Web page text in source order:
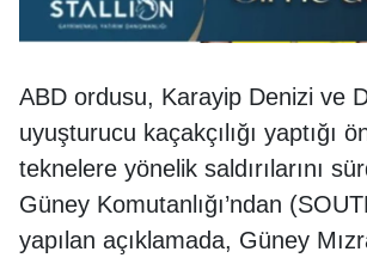
ABD ordusu, Karayip Denizi ve
uyuşturucu kaçakçılığı yaptığı
teknelere yönelik saldırılarını
Güney Komutanlığı’ndan
yapılan açıklamada, Güney